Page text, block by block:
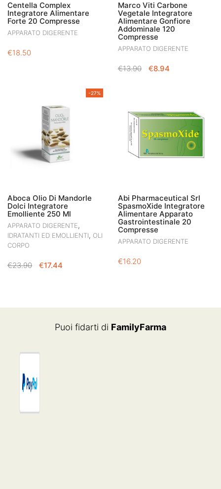
Centella Complex
Integratore Alimentare
Forte 20 Compresse
APPARATO DIGERENTE
€18.50
Marco Viti Carbone
Vegetale Integratore
Alimentare Gonfiore
Addominale 120
Compresse
APPARATO DIGERENTE
€13.90
IL
€13.90.
€8.94
€8.94.
-27%
Aboca Olio Di Mandorle
Dolci Integratore
Emolliente 250 Ml
APPARATO DIGERENTE,
IDRATANTI ED EMOLLIENTI, OLI
CORPO
€23.90
IL
€23.90.
€17.44
€17.44.
Abi Pharmaceutical Srl
SpasmoXide Integratore
Alimentare Apparato
Gastrointestinale 20
Compresse
APPARATO DIGERENTE
€16.20
Puoi fidarti di FamilyFarma